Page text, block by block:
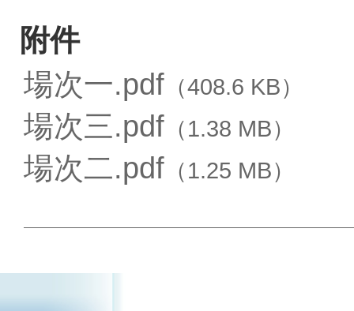
附件
場次一.pdf（408.6 KB）
場次三.pdf（1.38 MB）
場次二.pdf（1.25 MB）